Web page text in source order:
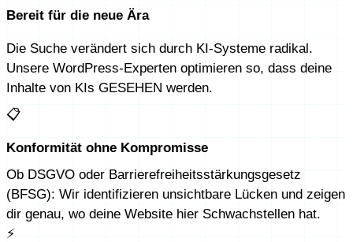
Bereit für die neue Ära
Die Suche verändert sich durch KI-Systeme radikal.
Unsere WordPress-Experten optimieren so, dass deine
Inhalte von KIs GESEHEN werden.
📋
Konformität ohne Kompromisse
Ob DSGVO oder Barrierefreiheits­stärkungsgesetz
(BFSG): Wir identifizieren unsichtbare Lücken und zeigen
dir genau, wo deine Website hier Schwachstellen hat.
⚡